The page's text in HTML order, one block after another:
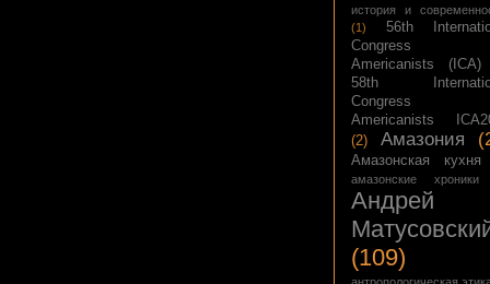
история и
(1)
56th
Congress
Americanists (ICA)
58th
Congress
Americanists
(2)
Амазония
Амазонская кухня
амазонские хроники
Андрей
(109)